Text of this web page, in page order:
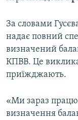
За словами
надає повний
визначений
КПВВ. Це
приїжджають.
«Ми зараз
визначення